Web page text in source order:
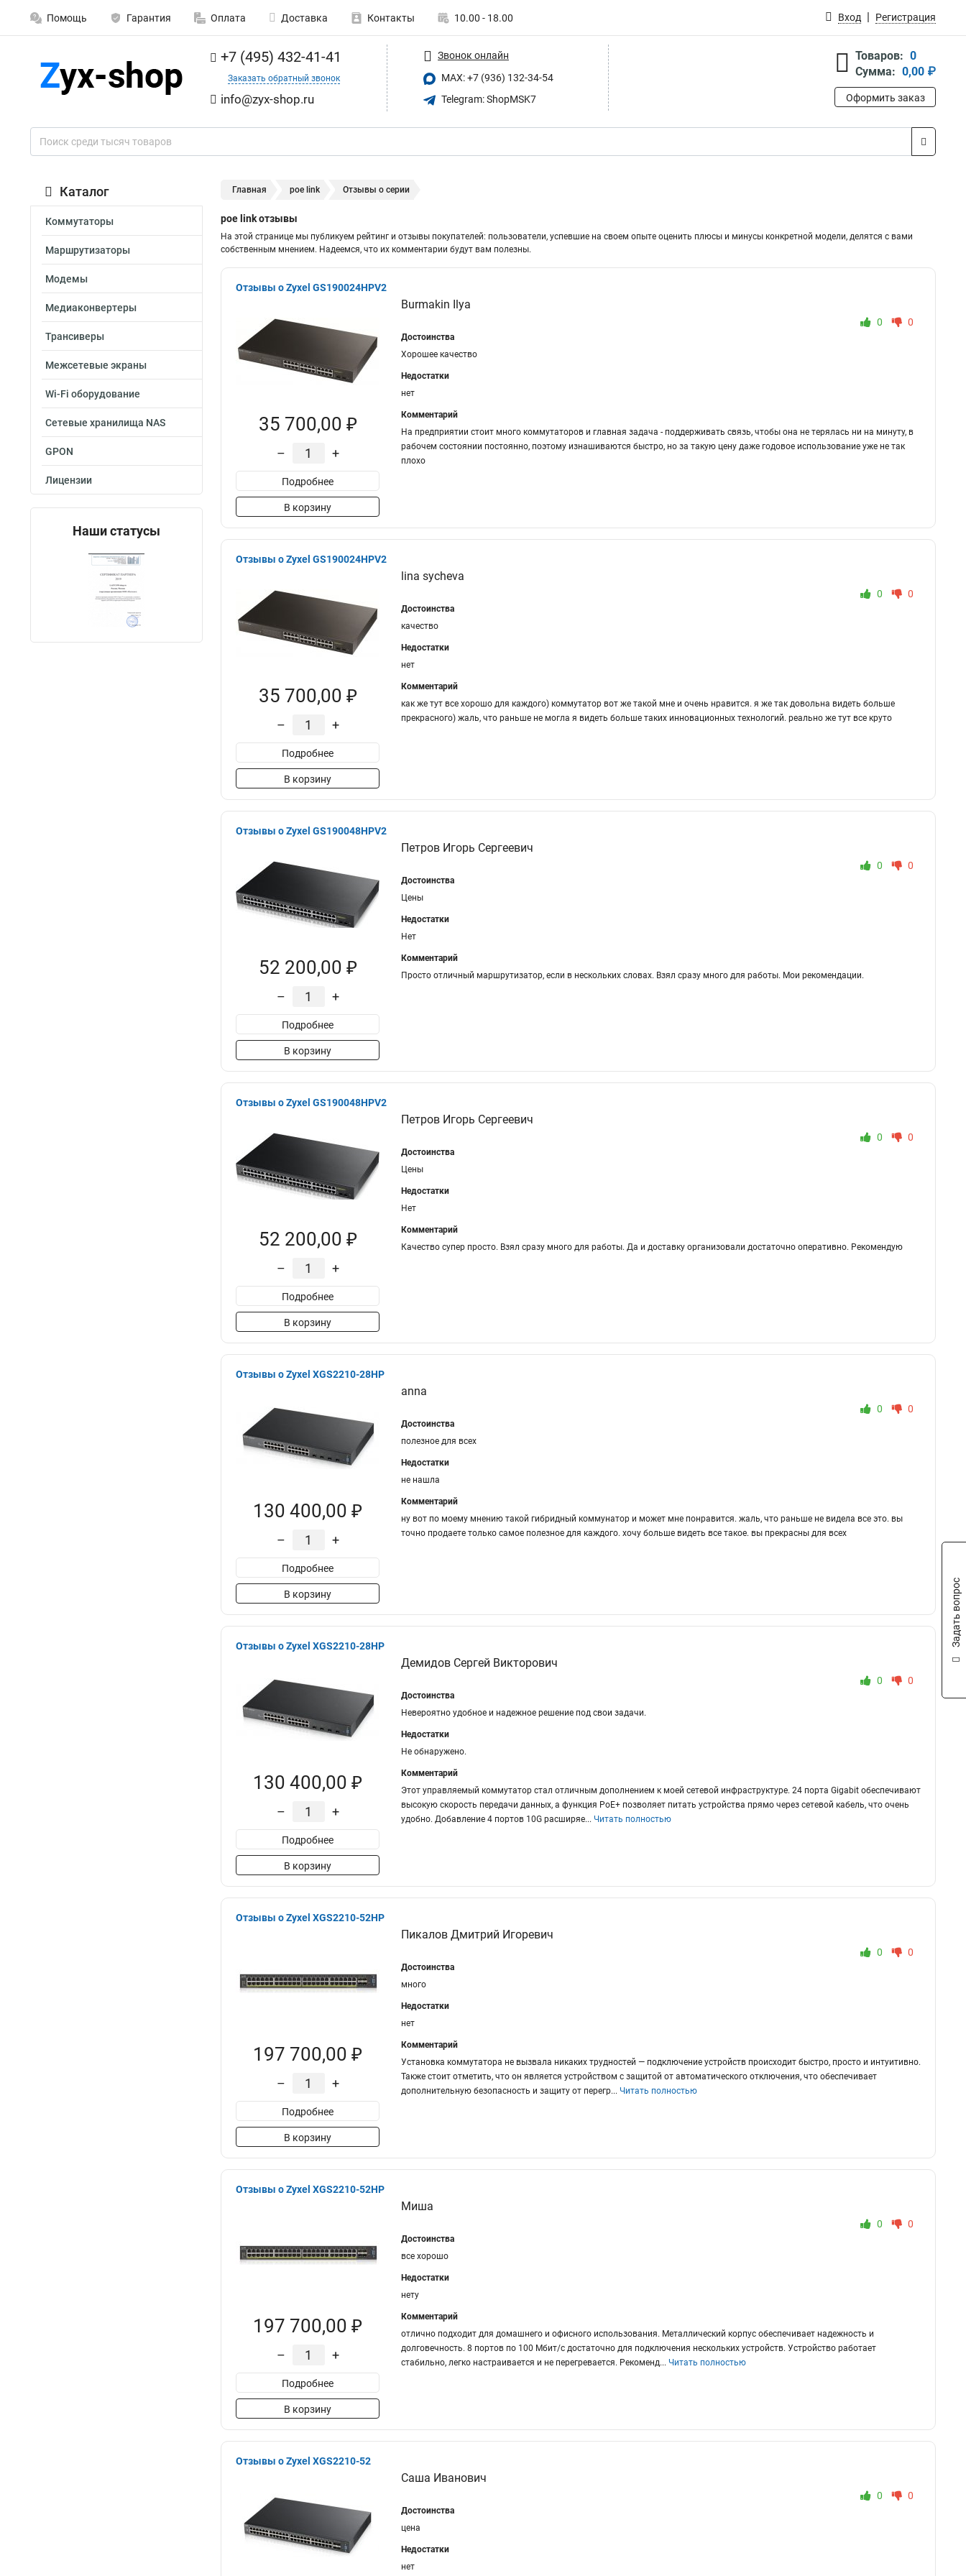
Помощь Гарантия Оплата Доставка Контакты 10.00 - 18.00 Вход Регистрация
+7 (495) 432-41-41
Заказать обратный звонок
info@zyx-shop.ru
Звонок онлайн
MAX: +7 (936) 132-34-54
Telegram: ShopMSK7
Товаров: 0
Сумма: 0,00 ₽
Оформить заказ
Каталог
Коммутаторы
Маршрутизаторы
Модемы
Медиаконвертеры
Трансиверы
Межсетевые экраны
Wi-Fi оборудование
Сетевые хранилища NAS
GPON
Лицензии
Наши статусы
Главная poe link Отзывы о серии
poe link отзывы
На этой странице мы публикуем рейтинг и отзывы покупателей: пользователи, успевшие на своем опыте оценить плюсы и минусы конкретной модели, делятся с вами
собственным мнением. Надеемся, что их комментарии будут вам полезны.
Отзывы о Zyxel GS190024HPV2
35 700,00 ₽
– +
Подробнее
В корзину
Burmakin Ilya
0 0
Достоинства
Хорошее качество
Недостатки
нет
Комментарий
На предприятии стоит много коммутаторов и главная задача - поддерживать связь, чтобы она не терялась ни на минуту, в
рабочем состоянии постоянно, поэтому изнашиваются быстро, но за такую цену даже годовое использование уже не так
плохо
Отзывы о Zyxel GS190024HPV2
35 700,00 ₽
– +
Подробнее
В корзину
lina sycheva
0 0
Достоинства
качество
Недостатки
нет
Комментарий
как же тут все хорошо для каждого) коммутатор вот же такой мне и очень нравится. я же так довольна видеть больше
прекрасного) жаль, что раньше не могла я видеть больше таких инновационных технологий. реально же тут все круто
Отзывы о Zyxel GS190048HPV2
52 200,00 ₽
– +
Подробнее
В корзину
Петров Игорь Сергеевич
0 0
Достоинства
Цены
Недостатки
Нет
Комментарий
Просто отличный маршрутизатор, если в нескольких словах. Взял сразу много для работы. Мои рекомендации.
Отзывы о Zyxel GS190048HPV2
52 200,00 ₽
– +
Подробнее
В корзину
Петров Игорь Сергеевич
0 0
Достоинства
Цены
Недостатки
Нет
Комментарий
Качество супер просто. Взял сразу много для работы. Да и доставку организовали достаточно оперативно. Рекомендую
Отзывы о Zyxel XGS2210-28HP
130 400,00 ₽
– +
Подробнее
В корзину
anna
0 0
Достоинства
полезное для всех
Недостатки
не нашла
Комментарий
ну вот по моему мнению такой гибридный коммунатор и может мне понравится. жаль, что раньше не видела все это. вы
точно продаете только самое полезное для каждого. хочу больше видеть все такое. вы прекрасны для всех
Отзывы о Zyxel XGS2210-28HP
130 400,00 ₽
– +
Подробнее
В корзину
Демидов Сергей Викторович
0 0
Достоинства
Невероятно удобное и надежное решение под свои задачи.
Недостатки
Не обнаружено.
Комментарий
Этот управляемый коммутатор стал отличным дополнением к моей сетевой инфраструктуре. 24 порта Gigabit обеспечивают
высокую скорость передачи данных, а функция PoE+ позволяет питать устройства прямо через сетевой кабель, что очень
удобно. Добавление 4 портов 10G расширяе... Читать полностью
Отзывы о Zyxel XGS2210-52HP
197 700,00 ₽
– +
Подробнее
В корзину
Пикалов Дмитрий Игоревич
0 0
Достоинства
много
Недостатки
нет
Комментарий
Установка коммутатора не вызвала никаких трудностей — подключение устройств происходит быстро, просто и интуитивно.
Также стоит отметить, что он является устройством с защитой от автоматического отключения, что обеспечивает
дополнительную безопасность и защиту от перегр... Читать полностью
Отзывы о Zyxel XGS2210-52HP
197 700,00 ₽
– +
Подробнее
В корзину
Миша
0 0
Достоинства
все хорошо
Недостатки
нету
Комментарий
отлично подходит для домашнего и офисного использования. Металлический корпус обеспечивает надежность и
долговечность. 8 портов по 100 Мбит/с достаточно для подключения нескольких устройств. Устройство работает
стабильно, легко настраивается и не перегревается. Рекоменд... Читать полностью
Отзывы о Zyxel XGS2210-52
Саша Иванович
0 0
Достоинства
цена
Недостатки
нет
Задать вопрос